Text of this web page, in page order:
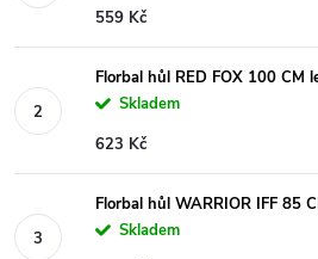
559 Kč
Florbal hůl RED FOX 100 CM
Skladem
623 Kč
Florbal hůl WARRIOR IFF 85
Skladem